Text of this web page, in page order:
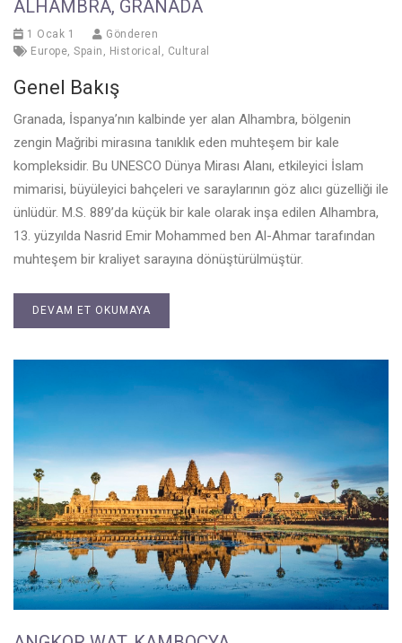
ALHAMBRA, GRANADA
1 Ocak 1
Gönderen
Europe, Spain , Historical , Cultural
Genel Bakış
Granada, İspanya’nın kalbinde yer alan Alhambra, bölgenin
zengin Mağribi mirasına tanıklık eden muhteşem bir kale
kompleksidir. Bu UNESCO Dünya Mirası Alanı, etkileyici İslam
mimarisi, büyüleyici bahçeleri ve saraylarının göz alıcı güzelliği ile
ünlüdür. M.S. 889’da küçük bir kale olarak inşa edilen Alhambra,
13. yüzyılda Nasrid Emir Mohammed ben Al-Ahmar tarafından
muhteşem bir kraliyet sarayına dönüştürülmüştür.
DEVAM ET OKUMAYA